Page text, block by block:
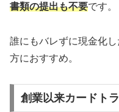
書類の提出も不要です。
誰にもバレずに現金化
方におすすめ。
創業以来カードト